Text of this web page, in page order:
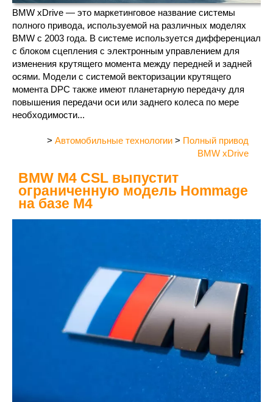
BMW xDrive — это маркетинговое название системы
полного привода, используемой на различных моделях
BMW с 2003 года. В системе используется дифференциал
с блоком сцепления с электронным управлением для
изменения крутящего момента между передней и задней
осями. Модели с системой векторизации крутящего
момента DPC также имеют планетарную передачу для
повышения передачи оси или заднего колеса по мере
необходимости...
> Автомобильные технологии > Полный привод
BMW xDrive
BMW M4 CSL выпустит
ограниченную модель Hommage
на базе M4